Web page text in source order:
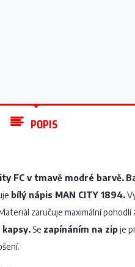
POPIS
FC v tmavě modré barvě.
bílý nápis MAN CITY 1894.
zaručuje maximální pohodlí
kapsy. Se zapínáním na zipje